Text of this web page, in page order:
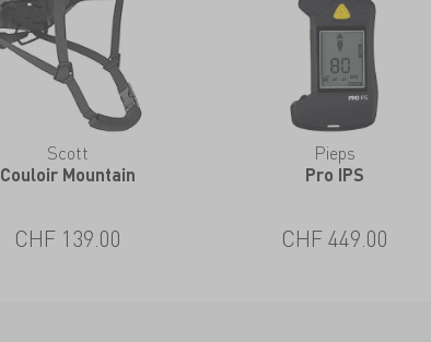
Scott
Couloir Mountain
CHF 139.00
Pieps
Pro IPS
CHF 449.00